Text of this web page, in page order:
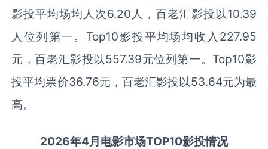
影投平均场均人次6.20人，百老汇影投以10.39
人位列第一。Top10影投平均场均收入227.95
元，百老汇影投以557.39元位列第一。Top10影
投平均票价36.76元，百老汇影投以53.64元为最
高。
2026年4月电影市场TOP10影投情况